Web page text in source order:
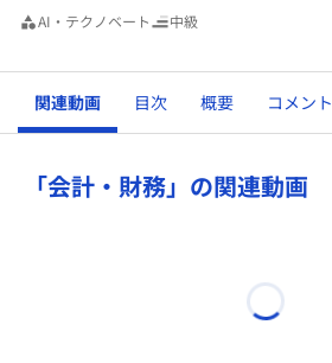
AI・テクノベート 中級
関連動画 目次 概要 コメント
「会計・財務」の関連動画